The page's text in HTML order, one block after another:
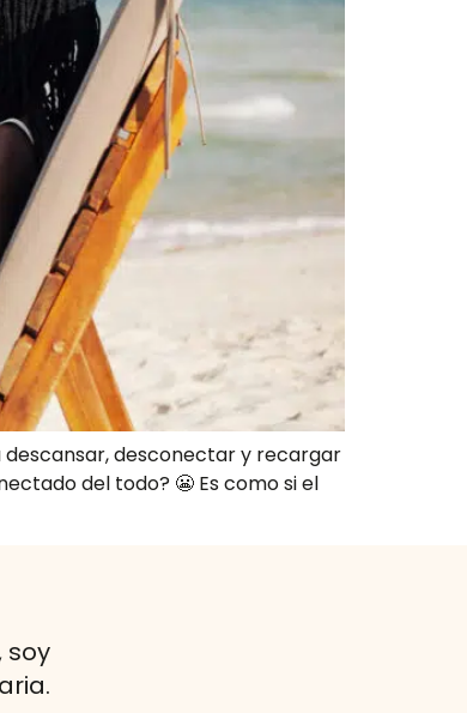
descansar, desconectar y recargar
del todo? 😬 Es como si el
soy